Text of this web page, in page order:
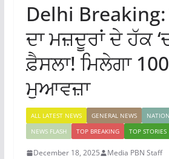
Delhi
ਦਾ ਮਜ਼ਦੂਰਾਂ ਦੇ ਹੱਕ
ਫ਼ੈਸਲਾ! ਮਿਲੇਗਾ
ਮੁਆਵਜ਼ਾ
ALL LATEST NEWS GENERAL NEWS
NEWS FLASH
TOP BREAKING TOP STORIES
December 18, 2025 Media PBN Staff